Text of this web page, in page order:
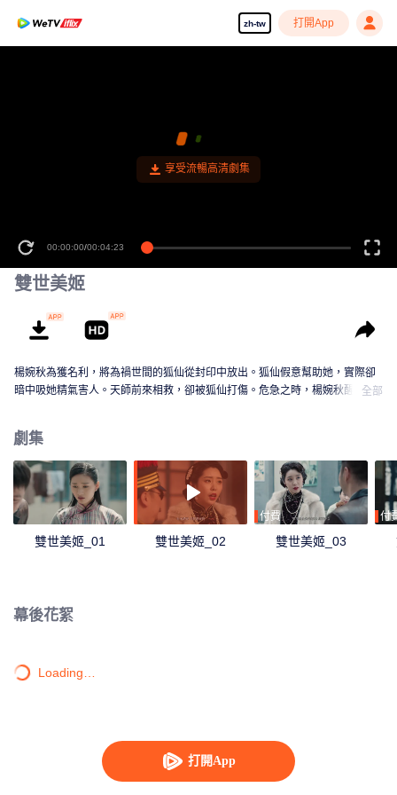
zh-tw 打開App
打開App
享受流暢高清劇集
00:00:00/00:04:23
雙世美姬
楊婉秋為獲名利，將為禍世間的狐仙從封印中放出。狐仙假意幫助她，實際卻
暗中吸她精氣害人。天師前來相救，卻被狐仙打傷。危急之時，楊婉秋醒悟發
全部
劇集
雙世美姬_01 雙世美姬_02
付費
雙世美姬_03
付
幕後花絮
Loading…